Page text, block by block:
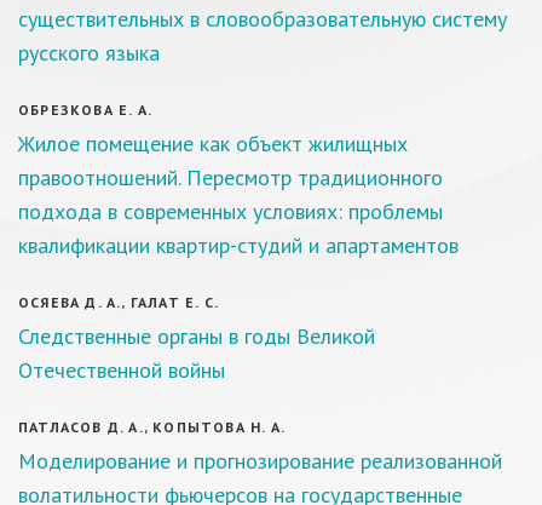
существительных в словообразовательную систему
русского языка
ОБРЕЗКОВА Е. А.
Жилое помещение как объект жилищных
правоотношений. Пересмотр традиционного
подхода в современных условиях: проблемы
квалификации квартир-студий и апартаментов
ОСЯЕВА Д. А., ГАЛАТ Е. С.
Следственные органы в годы Великой
Отечественной войны
ПАТЛАСОВ Д. А., КОПЫТОВА Н. А.
Моделирование и прогнозирование реализованной
волатильности фьючерсов на государственные